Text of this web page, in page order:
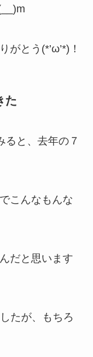
がとう(*’ω’*)！
た
ると、去年の７
こんなもんな
だと思います
たが、もちろ